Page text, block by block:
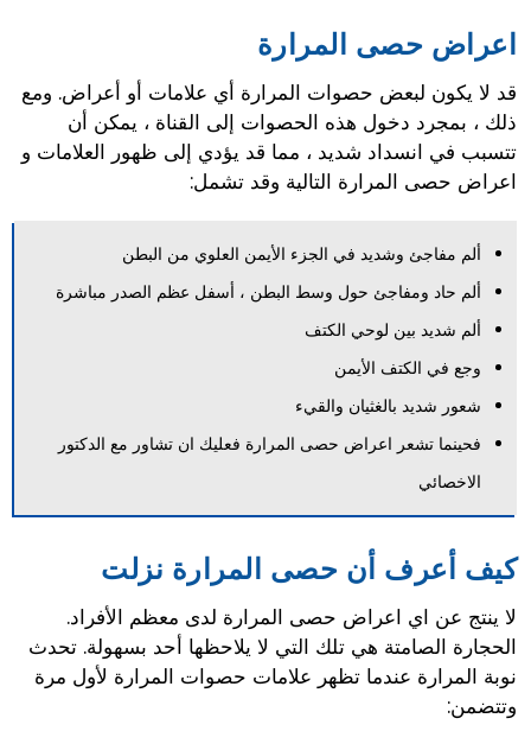
اعراض حصى المرارة
قد لا يكون لبعض حصوات المرارة أي علامات أو أعراض. ومع
ذلك ، بمجرد دخول هذه الحصوات إلى القناة ، يمكن أن
تتسبب في انسداد شديد ، مما قد يؤدي إلى ظهور العلامات و
اعراض حصى المرارة التالية وقد تشمل:
ألم مفاجئ وشديد في الجزء الأيمن العلوي من البطن
ألم حاد ومفاجئ حول وسط البطن ، أسفل عظم الصدر مباشرة
ألم شديد بين لوحي الكتف
وجع في الكتف الأيمن
شعور شديد بالغثيان والقيء
فحينما تشعر اعراض حصى المرارة فعليك ان تشاور مع الدكتور
الاخصائي
كيف أعرف أن حصى المرارة نزلت
لا ينتج عن اي اعراض حصى المرارة لدى معظم الأفراد.
الحجارة الصامتة هي تلك التي لا يلاحظها أحد بسهولة. تحدث
نوبة المرارة عندما تظهر علامات حصوات المرارة لأول مرة
وتتضمن: